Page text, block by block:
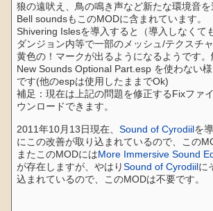
狼の遠吠え、鳥の鳴き声など新たな環境音
Bell soundsもこのMODに含まれています。
Shivering Islesを導入すると（導入しなくて
ダンジョン内等で一部のメッシュ/テクスチ
黄色の！マークが出るようになるようです
New Sounds Optional Part.esp を使わない
です(他のespは使用したままでOk)
補足：現在は上記の問題を修正するFixファ
ウンロードできます。
2011年10月13日現在、Sound of Cyrodiilを
にこの改善が取り込まれているので、この
またこのMODにはMore Immersive Sound
が存在しますが、やはりSound of Cyrodiilに
込まれているので、このMODは不要です。